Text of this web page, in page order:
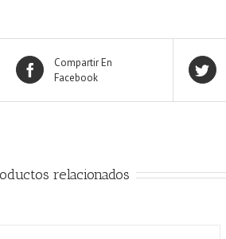
Compartir En
Facebook
relacionados